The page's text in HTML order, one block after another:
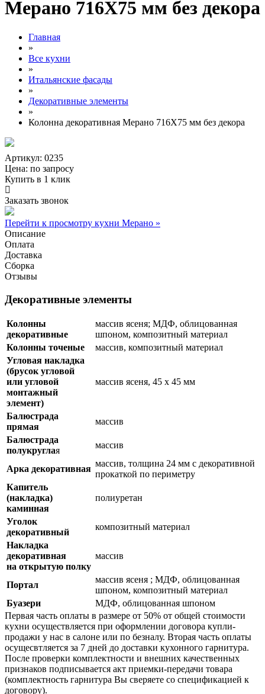
Мерано 716Х75 мм без декора
Главная
»
Все кухни
»
Итальянские фасады
»
Декоративные элементы
»
Колонна декоративная Мерано 716Х75 мм без декора
Артикул: 0235
Цена: по запросу
Купить в 1 клик
Заказать звонок
Перейти к просмотру кухни Мерано »
Описание
Оплата
Доставка
Сборка
Отзывы
Декоративные элементы
Колонны
декоративные
массив ясеня; МДФ, облицованная
шпоном, композитный материал
Колонны точеные
массив, композитный материал
Угловая накладка
(брусок угловой
или угловой
монтажный
элемент)
массив ясеня, 45 х 45 мм
Балюстрада
прямая
массив
Балюстрада
полукруглая
массив
Арка декоративная
массив, толщина 24 мм с декоративной
прокаткой по периметру
Капитель
(накладка)
каминная
полиуретан
Уголок
декоративный
композитный материал
Накладка
декоративная
на открытую полку
массив
Портал
массив ясеня ; МДФ, облицованная
шпоном, композитный материал
Буaзери
МДФ, облицованная шпоном
Первая часть оплаты в размере от 50% от общей стоимости
кухни осуществляется при оформлении договора купли-
продажи у нас в салоне или по безналу. Вторая часть оплаты
осущесвтляется за 7 дней до доставки кухонного гарнитура.
После проверки комплектности и внешних качественных
признаков подписывается акт приемки-передачи товара
(комплектность гарнитура Вы сверяете со спецификацией к
договору).